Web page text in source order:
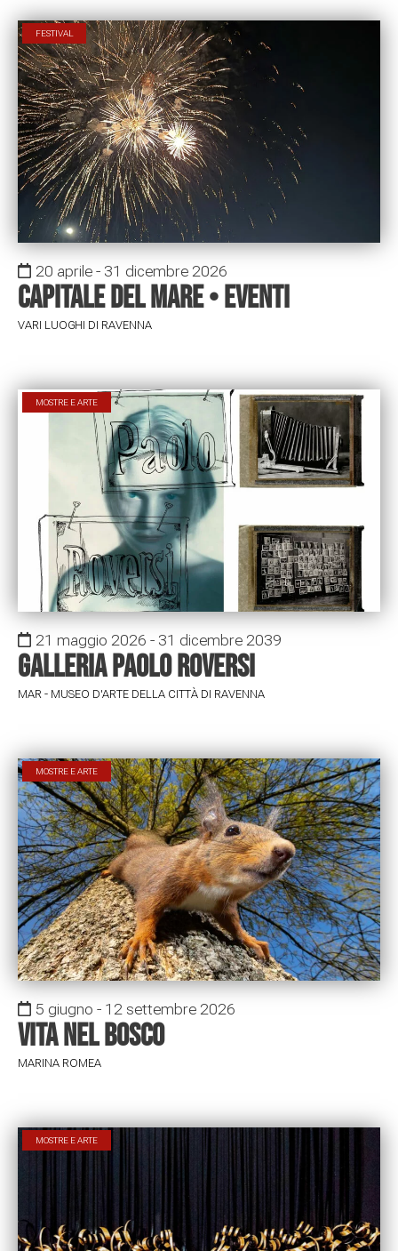
FESTIVAL
20 aprile - 31 dicembre 2026
Capitale del mare • Eventi
VARI LUOGHI DI RAVENNA
MOSTRE E ARTE
21 maggio 2026 - 31 dicembre 2039
Galleria Paolo Roversi
MAR - MUSEO D'ARTE DELLA CITTÀ DI RAVENNA
MOSTRE E ARTE
5 giugno - 12 settembre 2026
Vita nel bosco
MARINA ROMEA
MOSTRE E ARTE